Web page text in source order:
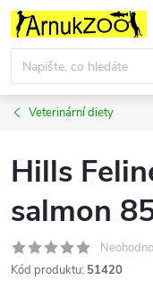
Přejít
obsah
Veterinární diety
Hills
salmon
Kód produktu: 51420